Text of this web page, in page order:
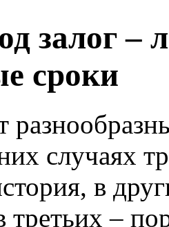
залог –
сроки
случаях
в
третьих –